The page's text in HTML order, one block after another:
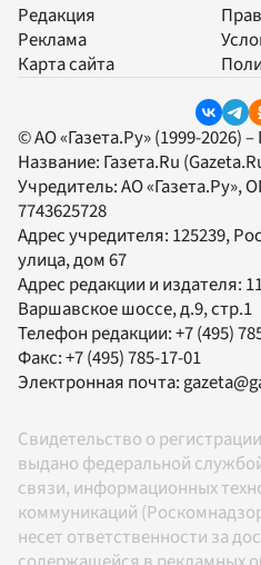
Редакция
Реклама
Карта сайта
© АО «Газета.Ру» (1999-2026)
Название: Газета.Ru
Учредитель:АО «Газета.Ру»,
7743625728
Адрес учредителя: 125239,
улица, дом 67
Адрес редакции и издателя:
Варшавское шоссе, д.9, стр.1
Телефон редакции:+7 (495)
Факс:+7 (495) 785-17-01
Электронная почта:
Свидетельство о
выдано федеральной
связи, информационных
коммуникаций
несет ответственности за